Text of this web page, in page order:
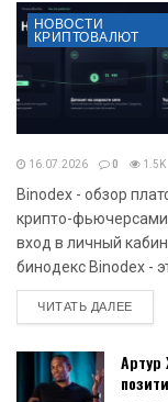
НОВОСТИ
КРИПТОВАЛЮТ
16.07.2026 0 1.5K
Binodex - обзор
крипто-
вход в личный
бинодекс Binodex -
ЧИТАТЬ ДАЛЕЕ
Артур